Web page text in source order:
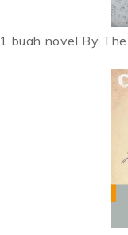
1 buah novel By The